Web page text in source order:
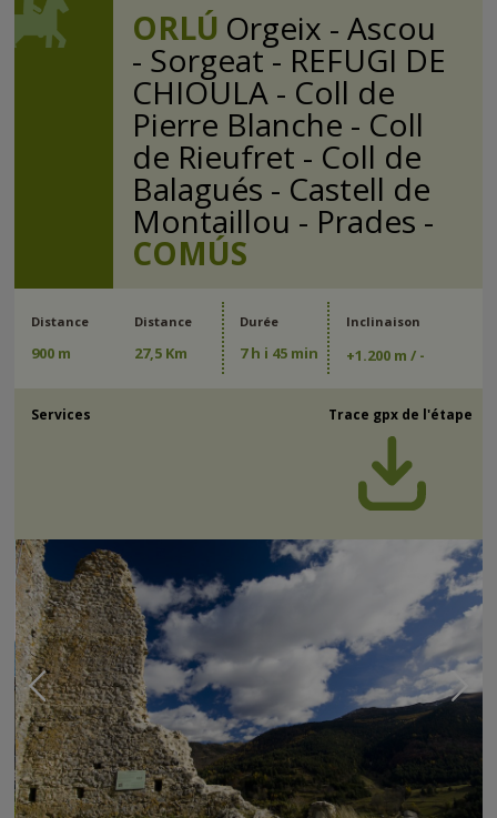
ORLÚ Orgeix - Ascou
- Sorgeat - REFUGI DE
CHIOULA - Coll de
Pierre Blanche - Coll
de Rieufret - Coll de
Balagués - Castell de
Montaillou - Prades -
COMÚS
Distance
900 m
Distance
27,5 Km
Durée
7 h i 45 min
Inclinaison
+1.200 m / -
Services Trace gpx de l'étape